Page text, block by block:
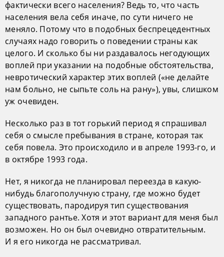
фактически всего населения? Ведь то, что часть
населения вела себя иначе, по сути ничего не
меняло. Потому что в подобных беспрецедентных
случаях надо говорить о поведении страны как
целого. И сколько бы ни раздавалось негодующих
воплей при указании на подобные обстоятельства,
невротический характер этих воплей («не делайте
нам больно, не сыпьте соль на рану»), увы, слишком
уж очевиден.
Несколько раз в тот горький период я спрашивал
себя о смысле пребывания в стране, которая так
себя повела. Это происходило и в апреле 1993-го, и
в октябре 1993 года.
Нет, я никогда не планировал переезда в какую-
нибудь благополучную страну, где можно будет
существовать, пародируя тип существования
западного рантье. Хотя и этот вариант для меня был
возможен. Но он был очевидно отвратительным.
И я его никогда не рассматривал.